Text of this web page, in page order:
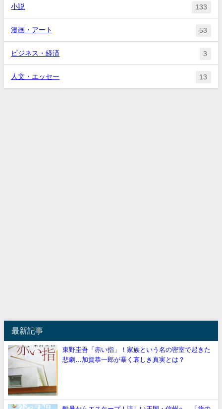
小説 133
漫画・アート 53
ビジネス・経済 3
人文・エッセー 13
最新記事
東野圭吾「赤い指」！家族という名の密室で起きた
悲劇…加賀恭一郎が暴く哀しき真実とは？